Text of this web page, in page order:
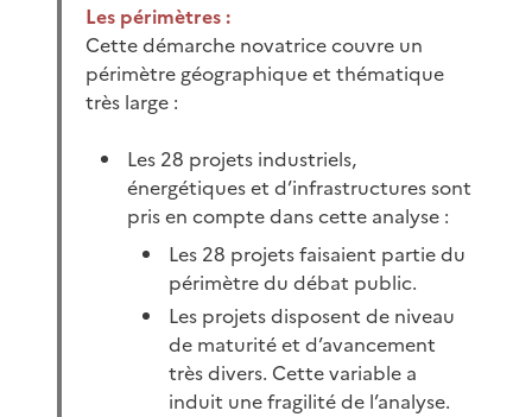
Les périmètres :
Cette démarche novatrice couvre un
périmètre géographique et thématique
très large :
Les 28 projets industriels,
énergétiques et d’infrastructures sont
pris en compte dans cette analyse :
Les 28 projets faisaient partie du
périmètre du débat public.
Les projets disposent de niveau
de maturité et d’avancement
très divers. Cette variable a
induit une fragilité de l’analyse.